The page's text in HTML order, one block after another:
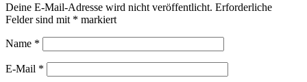
Deine E-Mail-Adresse wird nicht veröffentlicht. Erforderliche
Felder sind mit * markiert
Name *
E-Mail *